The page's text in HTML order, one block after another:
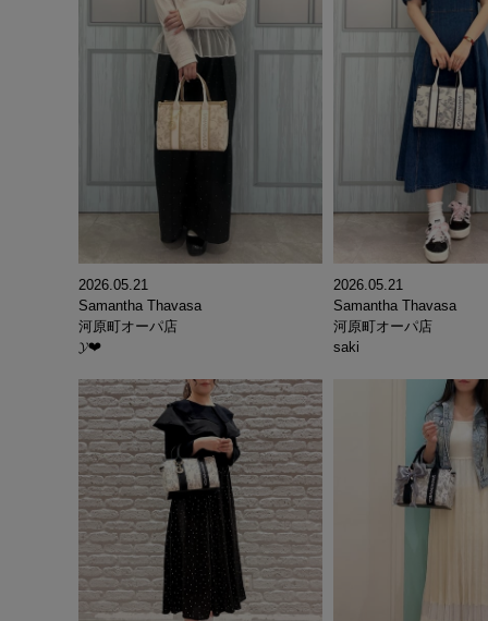
2026.05.21
Samantha Thavasa
河原町オーパ店
𝓨‪‪❤︎‬
2026.05.21
Samantha Thavasa
河原町オーパ店
saki